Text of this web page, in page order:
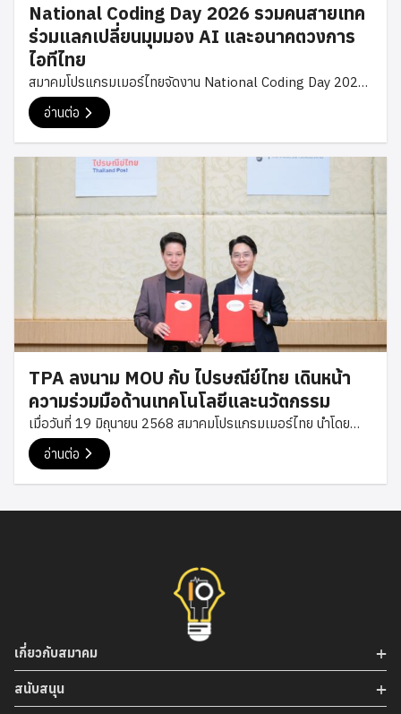
อย่างอบอุ่น และขออวยพรให้ปีใหม่นี้เป็นปีแห่งความสำเร็จและการ
เติบโตอย่างต่อเนื่อง #TPA #ThaiProgrammer #Bitkub
#TechCommunity
National Coding Day 2026 รวมคนสายเทค
ร่วมแลกเปลี่ยนมุมมอง AI และอนาคตวงการ
ไอทีไทย
สมาคมโปรแกรมเมอร์ไทยจัดงาน National Coding Day 2026
เมื่อวันที่ 24 มกราคม 2569 ณ Club Siam Glowfish โดยมีนัก
พัฒนาเทคโนโลยี ผู้เชี่ยวชาญในอุตสาหกรรมดิจิทัล และผู้ที่สนใจ
ด้านการเขียนโปรแกรมเข้าร่วมงานอย่างคึกคัก งาน National
Coding Day ถือเป็นงานคอนเฟอเรนซ์ประจำปีของสมาคม
แลกเปลี่ยนความรู้ และร่วมกันมองภาพอนาคตของวงการไอทีไทย
ภายใต้แนวคิด“AI Shaping the Future : Timeless Wisdom
Lasting Forever” ซึ่งสะท้อนถึงบทบาทของปัญญาประดิษฐ์ (AI)
ที่กำลังเข้ามามีอิทธิพลต่อโลกเทคโนโลยี ควบคู่กับหลักการและ
แนวคิดด้านการพัฒนาซอฟต์แวร์ที่ยังคงคุณค่าเหนือกาลเวลา
ภายในงานแบ่งกิจกรรมออกเป็นหลายช่วง โดยในช่วงเช้ามีเวที
Conference ที่นำเสนอภาพรวมแนวโน้มเทคโนโลยี AI การ
ที่ AI กลายเป็นส่วนหนึ่งขององค์กรต่าง ๆ มากขึ้น ขณะที่ช่วงบ่ายมี
การจัด Session แบบ Track แยกหัวข้อ ทั้งด้านการประยุกต์ใช้
AI […]
อ่านต่อ
TPA ลงนาม MOU กับ ไปรษณีย์ไทย เดินหน้า
ความร่วมมือด้านเทคโนโลยีและนวัตกรรม
เมื่อวันที่ 19 มิถุนายน 2568 สมาคมโปรแกรมเมอร์ไทย นำโดย
คุณเซฟ พงษ์ศิริ นายกสมาคม และ คุณโม กฤษฎา กรรมการ
สมาคม เข้าร่วมพิธีลงนามบันทึกข้อตกลงความร่วมมือ (MOU) กับ
บริษัท ไปรษณีย์ไทย จำกัด โดยมี ดร.ดนันท์ สุภัทรพันธุ์ กรรมการผู้
จัดการใหญ่ พร้อมทีมผู้บริหารให้การต้อนรับและร่วมลงนามในครั้ง
ความรู้ระหว่างภาคเทคโนโลยีและภาคธุรกิจ เพื่อยกระดับศักยภาพ
ของนักพัฒนาและองค์กรไทยให้สามารถปรับตัวต่อการเปลี่ยนแปลง
ของโลกดิจิทัลได้อย่างมีประสิทธิภาพ พร้อมสนับสนุนการเติบโตของ
ธุรกิจไทยให้แข็งแกร่งในยุคเศรษฐกิจดิจิทัล พิธีลงนามจัดขึ้น ณ
ไปรษณีย์ไทย สำนักงานใหญ่ ท่ามกลางบรรยากาศแห่งความร่วม
มือและวิสัยทัศน์ร่วมกันของทั้งสององค์กร ที่มุ่งขับเคลื่อนการ
พัฒนาเทคโนโลยีและนวัตกรรมของประเทศ พร้อมส่งเสริมการ
อ่านต่อ
เกี่ยวกับสมาคม
สนับสนุน